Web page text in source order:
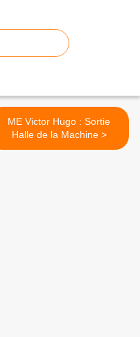
ME Victor Hugo : Sortie
Halle de la Machine >